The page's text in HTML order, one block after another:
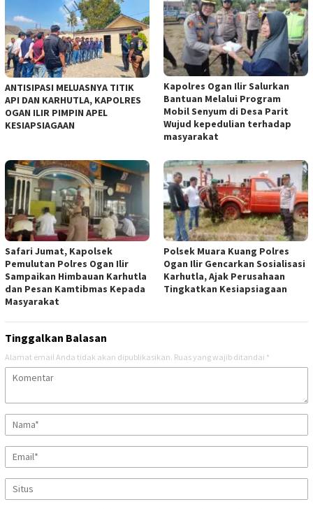
ANTISIPASI MELUASNYA TITIK
API DAN KARHUTLA, KAPOLRES
OGAN ILIR PIMPIN APEL
KESIAPSIAGAAN
Kapolres Ogan Ilir Salurkan
Bantuan Melalui Program
Mobil Senyum di Desa Parit
Wujud kepedulian terhadap
masyarakat
Safari Jumat, Kapolsek
Pemulutan Polres Ogan Ilir
Sampaikan Himbauan Karhutla
dan Pesan Kamtibmas Kepada
Masyarakat
Polsek Muara Kuang Polres
Ogan Ilir Gencarkan Sosialisasi
Karhutla, Ajak Perusahaan
Tingkatkan Kesiapsiagaan
Tinggalkan Balasan
Alamat email Anda tidak akan dipublikasikan. Ruas yang wajib ditandai *